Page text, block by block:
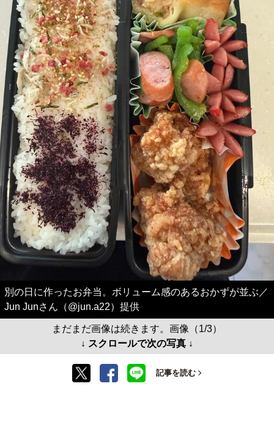
別の日に作ったお弁当。ボリューム感のあるおかずが並ぶ／
Jun Junさん（@jun.a22）提供
まだまだ画像は続きます。画像（1/3）
↓ スクロールで次の写真 ↓
記事を読む